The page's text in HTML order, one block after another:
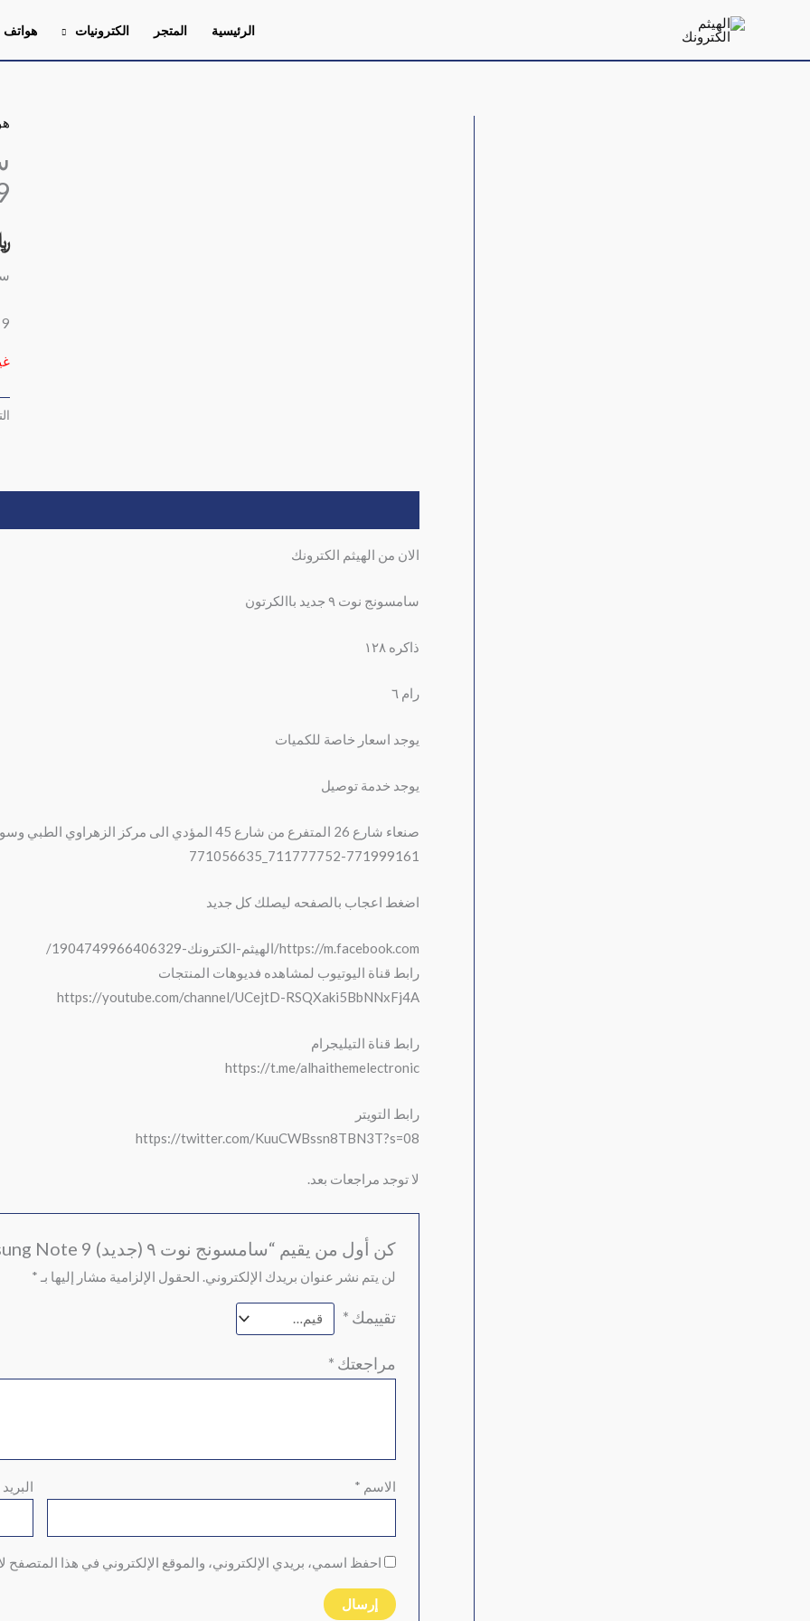
المحتوى
الرئيسية المتجر الكترونيات هواتف
الان من الهيثم الكترونك
سامسونج نوت ٩ جديد باالكرتون
ذاكره ١٢٨
رام ٦
يوجد اسعار خاصة للكميات
يوجد خدمة توصيل
صنعاء شارع 26 المتفرع من شارع 45 المؤدي الى مركز الزهراوي الطبي وسوق خولان للقات
711777752-771999161_771056635
اضغط اعجاب بالصفحه ليصلك كل جديد
https://m.facebook.com/الهيثم-الكترونك-1904749966406329/
رابط قناة اليوتيوب لمشاهده فديوهات المنتجات
https://youtube.com/channel/UCejtD-RSQXaki5BbNNxFj4A
رابط قناة التيليجرام
https://t.me/alhaithemelectronic
رابط التويتر
https://twitter.com/KuuCWBssn8TBN3T?s=08
لا توجد مراجعات بعد.
كن أول من يقيم “سامسونج نوت ٩ (جديد) Samsung Note 9”
لن يتم نشر عنوان بريدك الإلكتروني. الحقول الإلزامية مشار إليها بـ *
تقييمك *
مراجعتك *
الاسم *
احفظ اسمي، بريدي الإلكتروني، والموقع الإلكتروني في هذا المتصفح